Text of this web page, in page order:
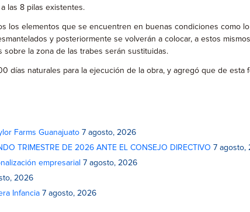
las 8 pilas existentes.
elementos que se encuentren en buenas condiciones como
y posteriormente se volverán a colocar, a estos
sobre la zona de las trabes serán sustituidas.
días naturales para la ejecución de la obra, y agregó que de
Farms Guanajuato 7 agosto, 2026
TRIMESTRE DE 2026 ANTE EL CONSEJO DIRECTIVO 7 agosto,
empresarial 7 agosto, 2026
2026
Infancia 7 agosto, 2026